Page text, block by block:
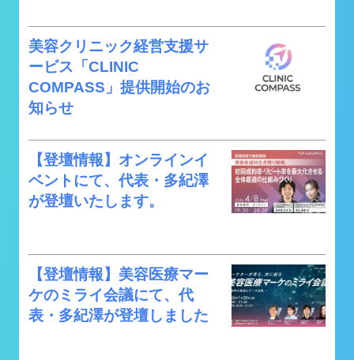
美容クリニック経営支援サ
ービス「CLINIC
COMPASS」提供開始のお
知らせ
【登壇情報】オンラインイ
ベントにて、代表・多紀澤
が登壇いたします。
【登壇情報】美容医療マー
ケのミライ会議にて、代
表・多紀澤が登壇しました